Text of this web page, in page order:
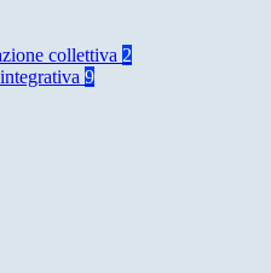
collettiva 2
9